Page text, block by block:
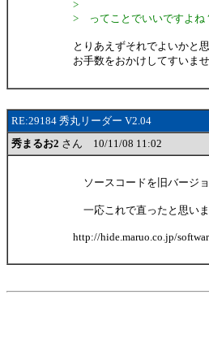
>
> ってことでいいですよね
とりあえずそれでよいかと思
お手数をおかけしてすいませ
RE:29184 秀丸リーダー V2.04
秀まるお2 さん 10/11/08 11:02
ソースコードを旧バージ
一応これで直ったと思い
http://hide.maruo.co.jp/